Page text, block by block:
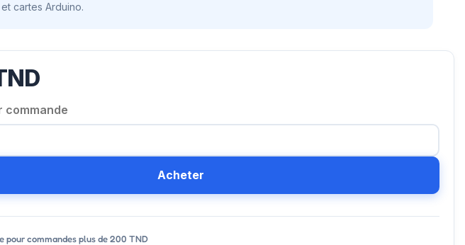
cartes Arduino.
commande
Acheter
pour commandes plus de 200 TND